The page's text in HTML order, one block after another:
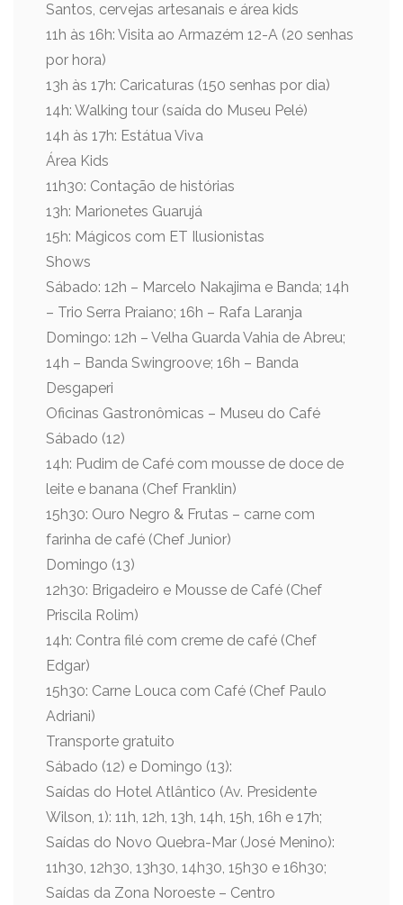
Santos, cervejas artesanais e área kids
11h às 16h: Visita ao Armazém 12-A (20 senhas
por hora)
13h às 17h: Caricaturas (150 senhas por dia)
14h: Walking tour (saída do Museu Pelé)
14h às 17h: Estátua Viva
Área Kids
11h30: Contação de histórias
13h: Marionetes Guarujá
15h: Mágicos com ET Ilusionistas
Shows
Sábado: 12h – Marcelo Nakajima e Banda; 14h
– Trio Serra Praiano; 16h – Rafa Laranja
Domingo: 12h – Velha Guarda Vahia de Abreu;
14h – Banda Swingroove; 16h – Banda
Desgaperi
Oficinas Gastronômicas – Museu do Café
Sábado (12)
14h: Pudim de Café com mousse de doce de
leite e banana (Chef Franklin)
15h30: Ouro Negro & Frutas – carne com
farinha de café (Chef Junior)
Domingo (13)
12h30: Brigadeiro e Mousse de Café (Chef
Priscila Rolim)
14h: Contra filé com creme de café (Chef
Edgar)
15h30: Carne Louca com Café (Chef Paulo
Adriani)
Transporte gratuito
Sábado (12) e Domingo (13):
Saídas do Hotel Atlântico (Av. Presidente
Wilson, 1): 11h, 12h, 13h, 14h, 15h, 16h e 17h;
Saídas do Novo Quebra-Mar (José Menino):
11h30, 12h30, 13h30, 14h30, 15h30 e 16h30;
Saídas da Zona Noroeste – Centro